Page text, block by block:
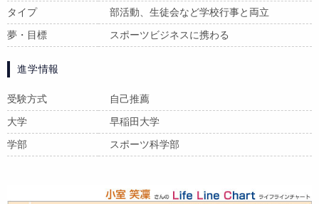
タイプ
部活動、生徒会など学校行事と両立
夢・目標
スポーツビジネスに携わる
進学情報
受験方式
自己推薦
大学
早稲田大学
学部
スポーツ科学部